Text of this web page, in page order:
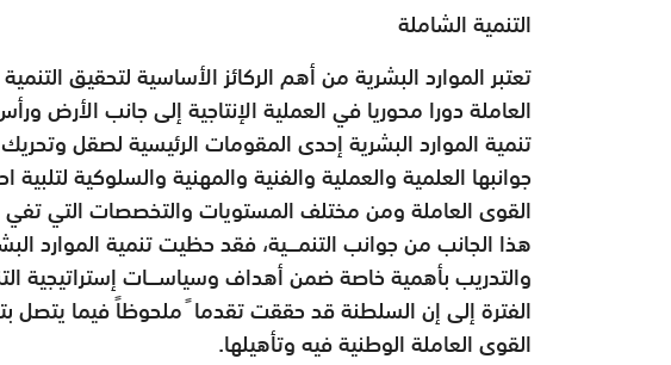
التنمية الشاملة
تعتبر الموارد البشرية من أهم الركائز الأساسية لتحقيق
العاملة دورا محوريا في العملية الإنتاجية إلى جانب الأرض
تنمية الموارد البشرية إحدى المقومات الرئيسية لصقل
جوانبها العلمية والعملية والفنية والمهنية والسلوكية
القوى العاملة ومن مختلف المستويات والتخصصات التي تفي
هذا الجانب من جوانب التنمـــية، فقد حظيت تنمية الموارد
والتدريب بأهمية خاصة ضمن أهداف وسياســـات إستراتيجية
الفترة إلى إن السلطنة قد حققت تقدما ً ملحوظاً فيما
القوى العاملة الوطنية فيه وتأهيلها.